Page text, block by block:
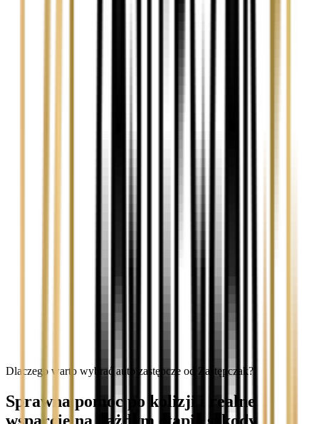
Dlaczego warto wybrać auto zastępcze od Zastępczak?
Sprawna pomoc po kolizji i realne
wsparcie na każdym etapie szkody